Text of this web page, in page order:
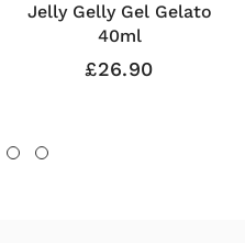
Jelly Gelly Gel Gelato
40ml
£26.90